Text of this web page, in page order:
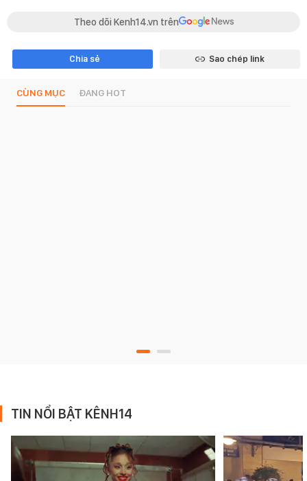
Theo dõi Kenh14.vn trên
Chia sẻ Sao chép link
CÙNG MỤC ĐANG HOT
TIN NỔI BẬT KÊNH14